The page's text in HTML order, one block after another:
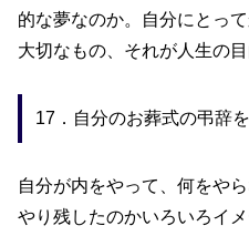
的な夢なのか。自分にとっ
大切なもの、それが人生の目
17．自分のお葬式の弔辞
自分が内をやって、何をや
やり残したのかいろいろイメ